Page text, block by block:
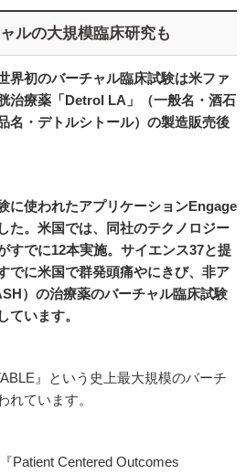
ルの大規模臨床研究も
界初のバーチャル臨床試験は米ファ
治療薬「Detrol LA」（一般名・酒石
名・デトルシトール）の製造販売後
に使われたアプリケーションEngage
た。米国では、同社のテクノロジー
すでに12本実施。サイエンス37と提
でに米国で群発頭痛やにきび、非ア
）の治療薬のバーチャル臨床試験
ています。
』という史上最大規模のバーチ
れています。
Patient Centered Outcomes